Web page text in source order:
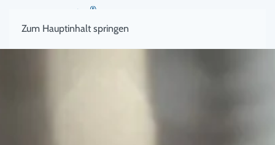
Zum Hauptinhalt springen